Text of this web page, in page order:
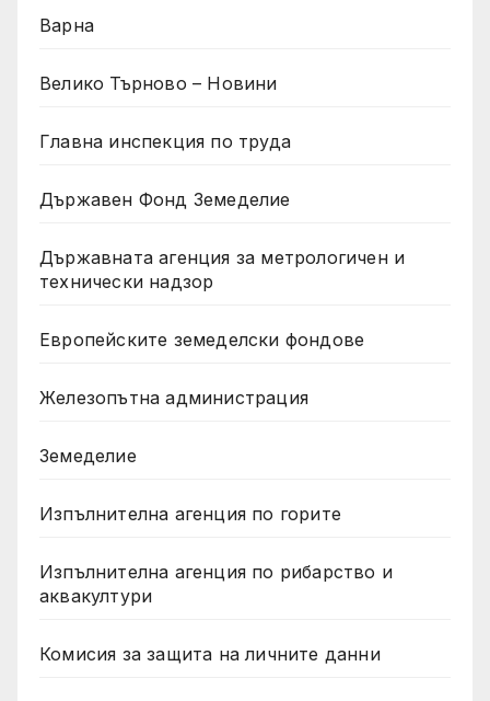
Варна
Велико Търново – Новини
Главна инспекция по труда
Държавен Фонд Земеделие
Държавната агенция за метрологичен и
технически надзор
Европейските земеделски фондове
Железопътна администрация
Земеделие
Изпълнителна агенция по горите
Изпълнителна агенция по рибарство и
аквакултури
Комисия за защита на личните данни